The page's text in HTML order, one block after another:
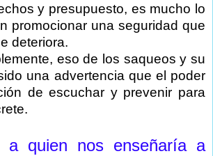
y presupuesto, es mucho lo
promocionar una seguridad que
deteriora.
eso de los saqueos y su
una advertencia que el poder
de escuchar y prevenir para
a quien nos enseñaría a